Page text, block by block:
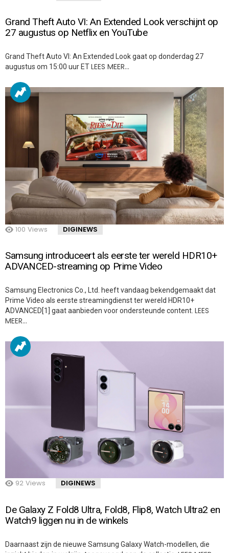
Grand Theft Auto VI: An Extended Look verschijnt op
27 augustus op Netflix en YouTube
Grand Theft Auto VI: An Extended Look gaat op donderdag 27
augustus om 15:00 uur ETLEES MEER…
100 Views DIGINEWS
Samsung introduceert als eerste ter wereld HDR10+
ADVANCED-streaming op Prime Video
Samsung Electronics Co., Ltd. heeft vandaag bekendgemaakt dat
Prime Video als eerste streamingdienst ter wereld HDR10+
ADVANCED[1] gaat aanbieden voor ondersteunde content. LEES
MEER…
92 Views DIGINEWS
De Galaxy Z Fold8 Ultra, Fold8, Flip8, Watch Ultra2 en
Watch9 liggen nu in de winkels
Daarnaast zijn de nieuwe Samsung Galaxy Watch-modellen, die